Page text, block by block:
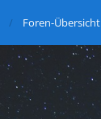
Foren-Übersicht